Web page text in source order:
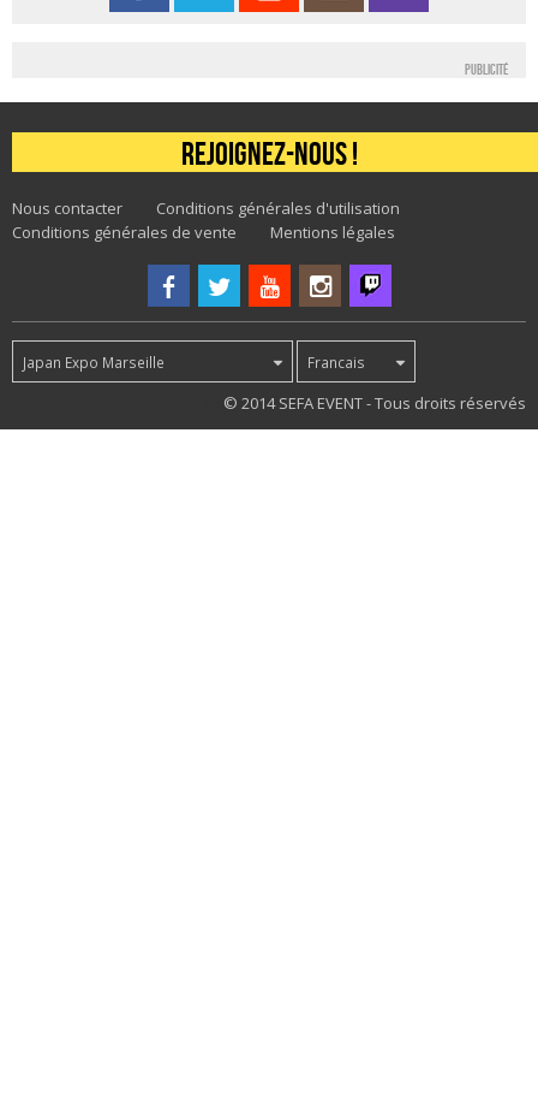
Publicité
Rejoignez-nous !
Nous contacter
Conditions générales d'utilisation
Conditions générales de vente
Mentions légales
Japan Expo Marseille Francais
© 2014 SEFA EVENT - Tous droits réservés